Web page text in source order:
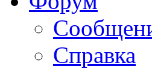
Справка